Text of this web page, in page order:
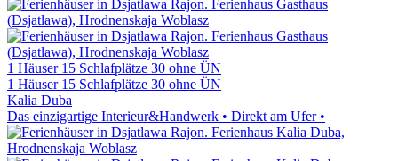
1 Häuser 15 Schlafplätze 30 ohne ÜN
1 Häuser 15 Schlafplätze 30 ohne ÜN
Kalia Duba
Das einzigartige Interieur&Handwerk • Direkt am Ufer •